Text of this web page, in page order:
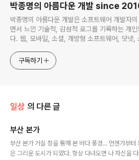
박종명의 아름다운 개발 since
박종명의 아름다운 개발은 소프트웨어 개발자
면서 느낀 기술적, 감성적 로그를 기록하는 개인
다. 웹, 모바일, 소셜, 개방형 소프트웨어, 닷넷,
술 분야를 위주로 글을 채워나갈 예정입니다. 간
잡설도 포함한채...
구독하기
일상 의 다른 글
부산 본가
부산 본가 거실 창을 통해 본 바다 풍경... 언젠가부터
은 그리운 도시가 되었다. 항상 다녀오면 나 자신을 다